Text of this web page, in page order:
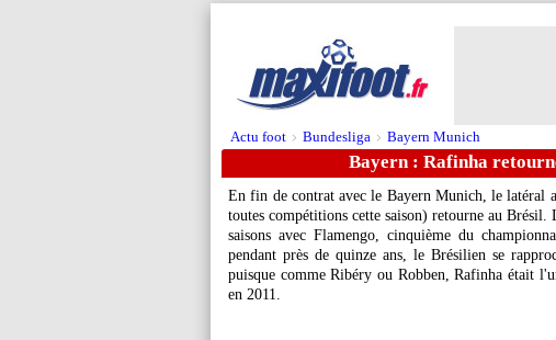
Actu foot > Bundesliga > Bayern Munich
Bayern : Rafinha
En fin de contrat avec le Bayern Munich, le latéral
toutes compétitions cette saison) retourne au
saisons avec Flamengo, cinquième du
pendant près de quinze ans, le Brésilien se
puisque comme Ribéry ou Robben, Rafinha était
en 2011.